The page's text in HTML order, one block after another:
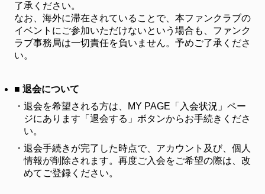
了承ください。
なお、海外に滞在されていることで、本ファンクラブの
イベントにご参加いただけないという場合も、ファンク
ラブ事務局は一切責任を負いません。予めご了承くださ
い。
■ 退会について
・ 退会を希望される方は、MY PAGE「入会状況」ペー
ジにあります「退会する」ボタンからお手続きくださ
い。
・ 退会手続きが完了した時点で、アカウント及び、個人
情報が削除されます。再度ご入会をご希望の際は、改
めてご登録ください。